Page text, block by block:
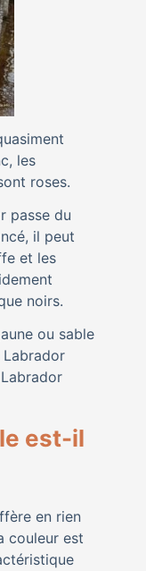
les
roses.
passe du
il peut
et les
noirs.
ou sable
est-il
en rien
couleur est